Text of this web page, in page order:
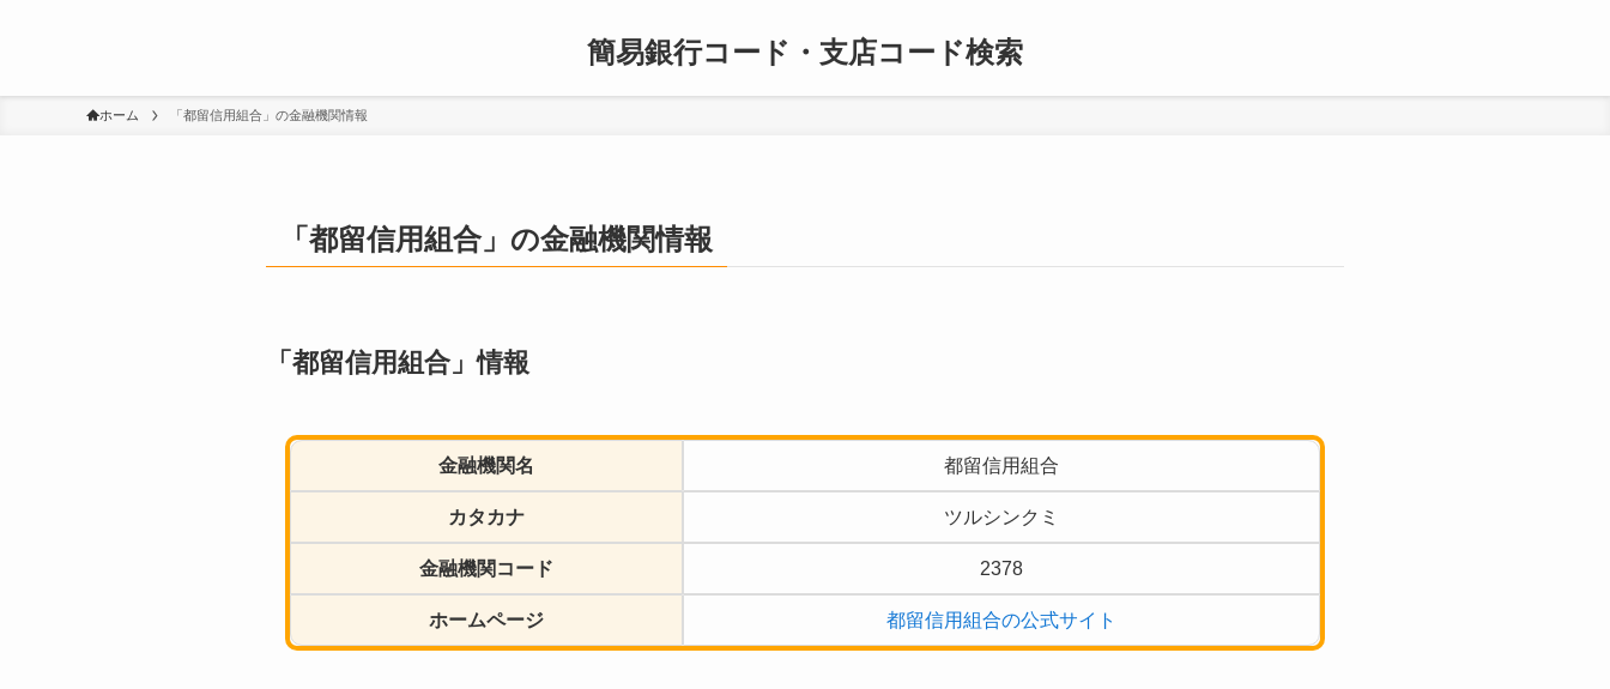
簡易銀行コード・支店コード検索
ホーム 「都留信用組合」の金融機関情報
「都留信用組合」の金融機関情報
「都留信用組合」情報
金融機関名 都留信用組合
カタカナ ツルシンクミ
金融機関コード 2378
ホームページ 都留信用組合の公式サイト